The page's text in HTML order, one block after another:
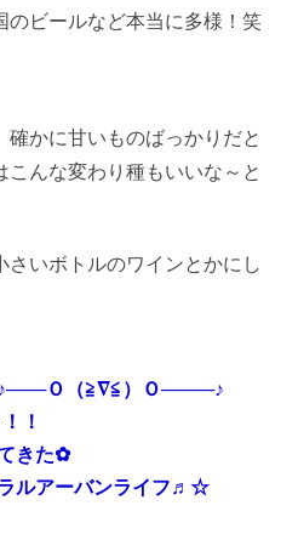
のビールなど本当に多様！笑
かに甘いものばっかりだと
んな変わり種もいいな～と
いボトルのワインとかにし
Ｏ（≧∇≦）Ｏ────♪
！
きた✿
ルアーバンライフ♬☆